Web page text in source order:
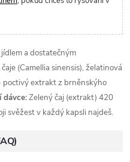
a dostatečným
(Camellia sinensis), želatinová
poctivý extrakt z brněnskýho
dávce:Zelený čaj (extrakt) 420
svěžest v každý kapsli najdeš.